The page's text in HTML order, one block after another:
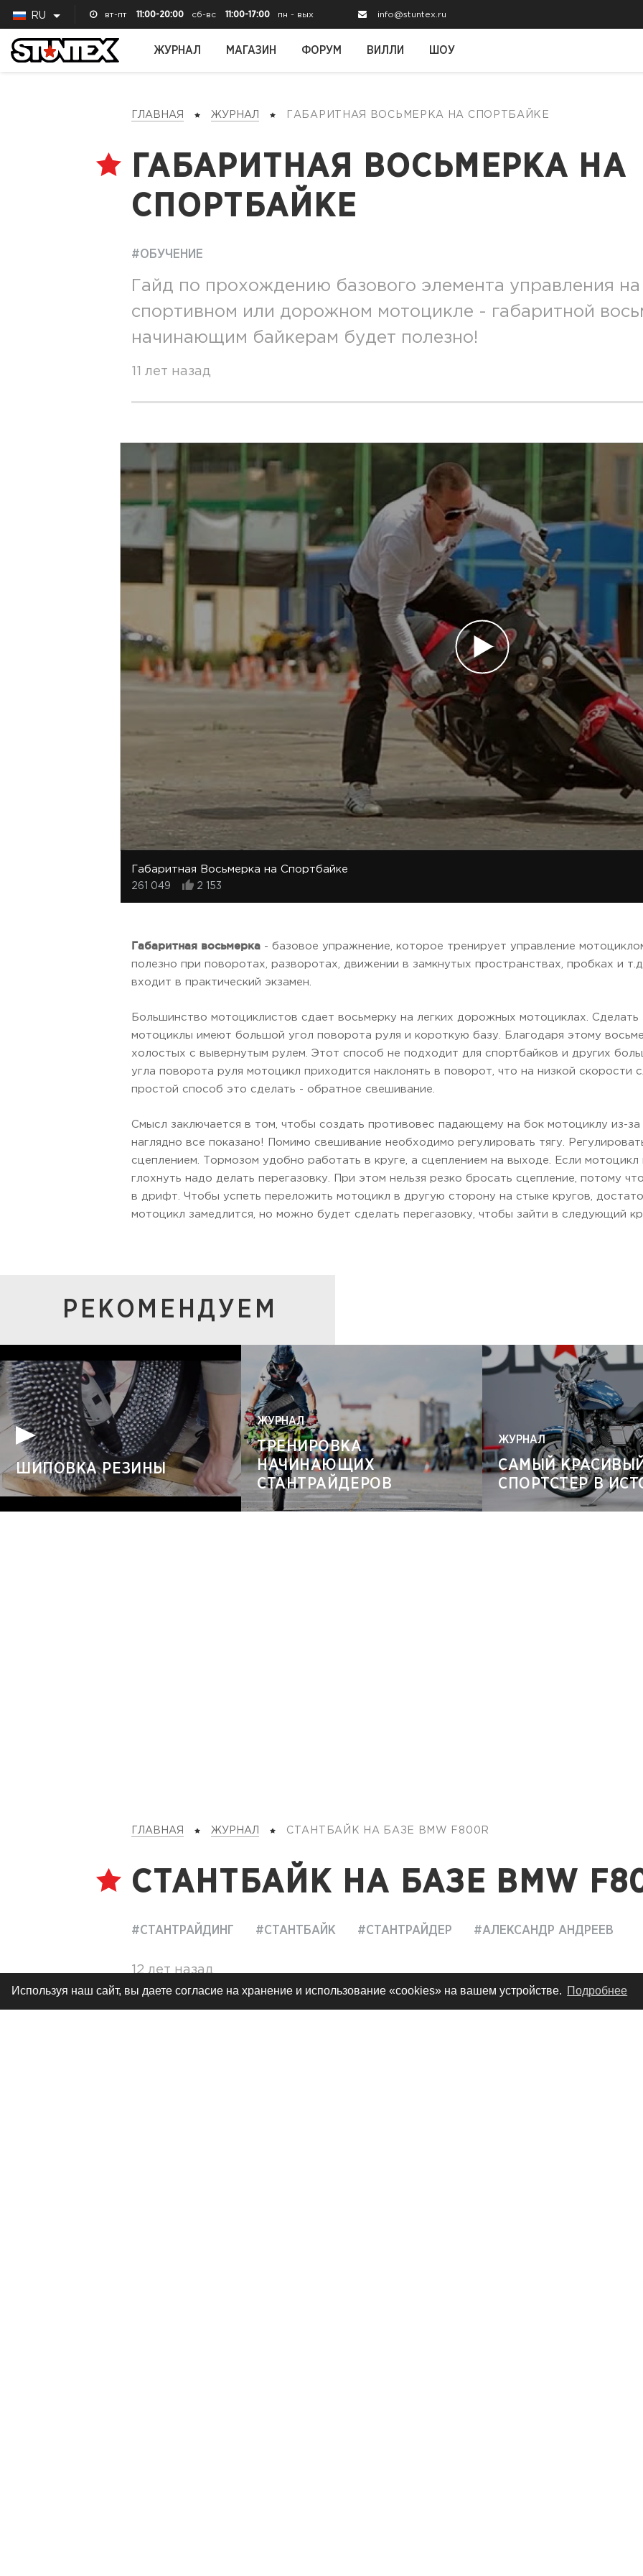
Используя наш сайт, вы даете согласие на хранение и использование «cookies» на вашем устройстве. Подробнее
RU вт-пт 11:00-20:00 сб-вс 11:00-17:00 пн - вых info@stuntex.ru
ЖУРНАЛ МАГАЗИН ФОРУМ ВИЛЛИ ШОУ
ГЛАВНАЯ ЖУРНАЛ ГАБАРИТНАЯ ВОСЬМЕРКА НА СПОРТБАЙКЕ
ГАБАРИТНАЯ ВОСЬМЕРКА НА
СПОРТБАЙКЕ
#ОБУЧЕНИЕ
Гайд по прохождению базового элемента управления
спортивном или дорожном мотоцикле - габаритной
начинающим байкерам будет полезно!
11 лет назад
Габаритная Восьмерка на Спортбайке
261 049 2 153
Габаритная восьмерка - базовое упражнение, которое тренирует управление
полезно при поворотах, разворотах, движении в замкнутых пространствах, пробках и
входит в практический экзамен.
Большинство мотоциклистов сдает восьмерку на легких дорожных мотоциклах. Сделать
мотоциклы имеют большой угол поворота руля и короткую базу. Благодаря этому
холостых с вывернутым рулем. Этот способ не подходит для спортбайков и других
угла поворота руля мотоцикл приходится наклонять в поворот, что на низкой скорости
простой способ это сделать - обратное свешивание.
Смысл заключается в том, чтобы создать противовес падающему на бок мотоциклу из-
наглядно все показано! Помимо свешивание необходимо регулировать тягу.
сцеплением. Тормозом удобно работать в круге, а сцеплением на выходе. Если мотоцикл
глохнуть надо делать перегазовку. При этом нельзя резко бросать сцепление, потому
в дрифт. Чтобы успеть переложить мотоцикл в другую сторону на стыке кругов,
мотоцикл замедлится, но можно будет сделать перегазовку, чтобы зайти в следующий
РЕКОМЕНДУЕМ
ШИПОВКА РЕЗИНЫ
ЖУРНАЛ
ТРЕНИРОВКА
НАЧИНАЮЩИХ
СТАНТРАЙДЕРОВ
ЖУРНАЛ
САМЫЙ
СПОРТСТЕР В
ГЛАВНАЯ ЖУРНАЛ СТАНТБАЙК НА БАЗЕ BMW F800R
СТАНТБАЙК НА БАЗЕ BMW
#СТАНТРАЙДИНГ #СТАНТБАЙК #СТАНТРАЙДЕР #АЛЕКСАНДР АНДРЕЕВ
12 лет назад